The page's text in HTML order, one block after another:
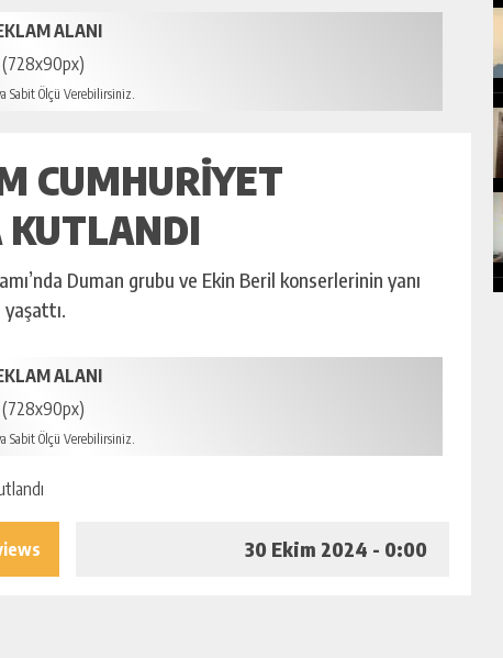
ALANI
(728x90px)
Sabit Ölçü Verebilirsiniz.
CUMHURIYET
KUTLANDI
Duman grubu ve Ekin Beril konserlerinin yanı
ALANI
(728x90px)
Sabit Ölçü Verebilirsiniz.
30 Ekim 2024 - 0:00